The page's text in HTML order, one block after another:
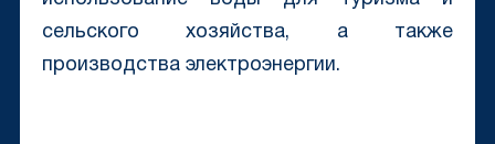
сельского хозяйства, а также
производства электроэнергии.